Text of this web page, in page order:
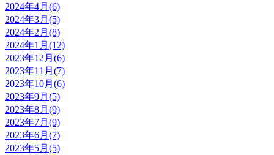
2024年4月(6)
2024年3月(5)
2024年2月(8)
2024年1月(12)
2023年12月(6)
2023年11月(7)
2023年10月(6)
2023年9月(5)
2023年8月(9)
2023年7月(9)
2023年6月(7)
2023年5月(5)